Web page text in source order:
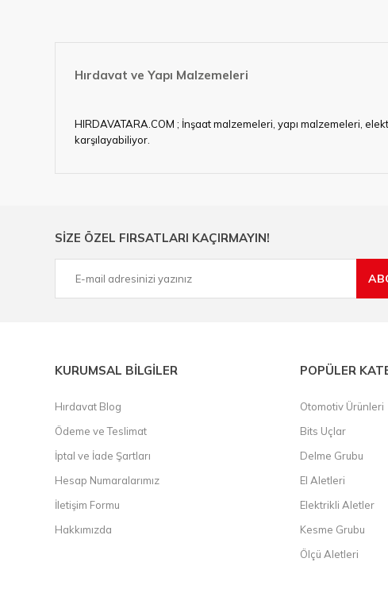
Hırdavat ve Yapı Malzemeleri
HIRDAVATARA.COM ; İnşaat malzemeleri, yapı malzemeleri,
karşılayabiliyor.
çelik cetvel, tel fırça, kalem havya, karot uç, pafta takımları,
SİZE ÖZEL FIRSATLARI KAÇIRMAYIN!
KURUMSAL BİLGİLER
Hırdavat Blog
Ödeme ve Teslimat
İptal ve İade Şartları
Hesap Numaralarımız
İletişim Formu
Hakkımızda
POPÜLER
Otomotiv Ürünleri
Bits Uçlar
Delme Grubu
El Aletleri
Elektrikli Aletler
Kesme Grubu
Ölçü Aletleri